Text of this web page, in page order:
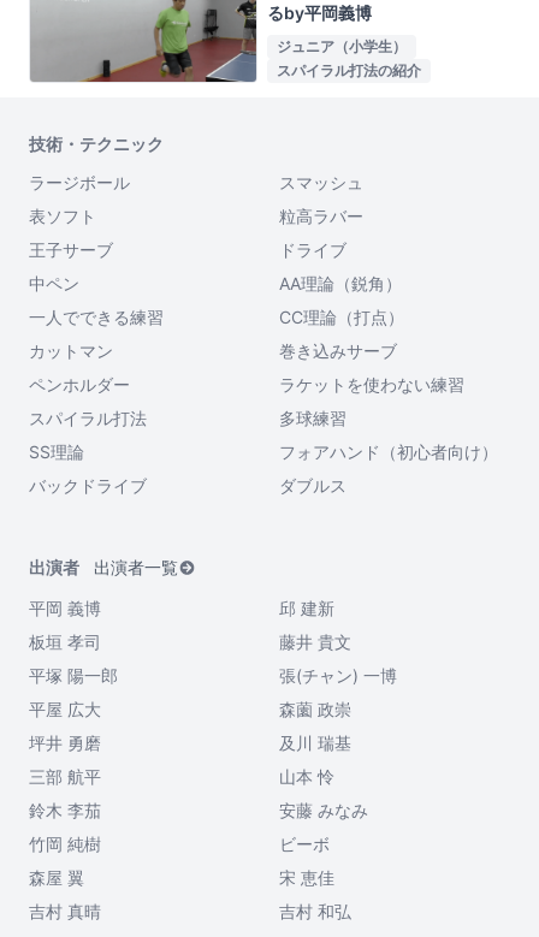
るby平岡義博
ジュニア（小学生）
スパイラル打法の紹介
技術・テクニック
ラージボール
スマッシュ
表ソフト
粒高ラバー
王子サーブ
ドライブ
中ペン
AA理論（鋭角）
一人でできる練習
CC理論（打点）
カットマン
巻き込みサーブ
ペンホルダー
ラケットを使わない練習
スパイラル打法
多球練習
SS理論
フォアハンド（初心者向け）
バックドライブ
ダブルス
出演者
出演者一覧
平岡 義博
邱 建新
板垣 孝司
藤井 貴文
平塚 陽一郎
張(チャン) 一博
平屋 広大
森薗 政崇
坪井 勇磨
及川 瑞基
三部 航平
山本 怜
鈴木 李茄
安藤 みなみ
竹岡 純樹
ビーボ
森屋 翼
宋 恵佳
吉村 真晴
吉村 和弘